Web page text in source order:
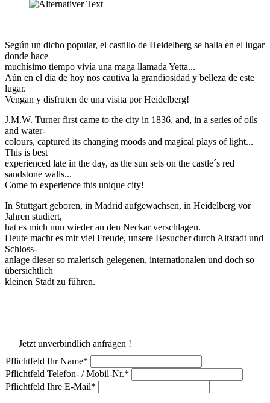
Según un dicho popular, el castillo de Heidelberg se halla en el lugar
donde hace
muchísimo tiempo vivía una maga llamada Yetta...
Aún en el día de hoy nos cautiva la grandiosidad y belleza de este
lugar.
Vengan y disfruten de una visita por Heidelberg!
J.M.W. Turner first came to the city in 1836, and, in a series of oils
and water-
colours, captured its changing moods and magical plays of light...
This is best
experienced late in the day, as the sun sets on the castle´s red
sandstone walls...
Come to experience this unique city!
In Stuttgart geboren, in Madrid aufgewachsen, in Heidelberg vor
Jahren studiert,
hat es mich nun wieder an den Neckar verschlagen.
Heute macht es mir viel Freude, unsere Besucher durch Altstadt und
Schloss-
anlage dieser so malerisch gelegenen, internationalen und doch so
übersichtlich
kleinen Stadt zu führen.
Jetzt unverbindlich anfragen !
Pflichtfeld Ihr Name*
Pflichtfeld Telefon- / Mobil-Nr.*
Pflichtfeld Ihre E-Mail*